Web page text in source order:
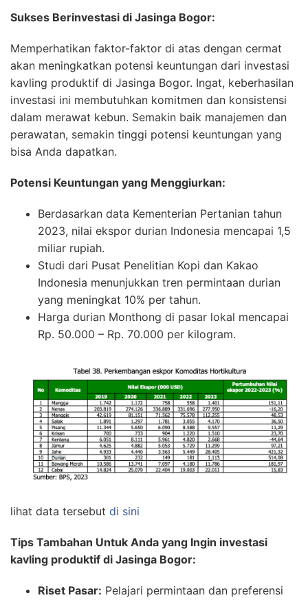
Sukses Berinvestasi di Jasinga Bogor:
Memperhatikan faktor-faktor di atas dengan cermat
akan meningkatkan potensi keuntungan dari investasi
kavling produktif di Jasinga Bogor. Ingat, keberhasilan
investasi ini membutuhkan komitmen dan konsistensi
dalam merawat kebun. Semakin baik manajemen dan
perawatan, semakin tinggi potensi keuntungan yang
bisa Anda dapatkan.
Potensi Keuntungan yang Menggiurkan:
Berdasarkan data Kementerian Pertanian tahun
2023, nilai ekspor durian Indonesia mencapai 1,5
miliar rupiah.
Studi dari Pusat Penelitian Kopi dan Kakao
Indonesia menunjukkan tren permintaan durian
yang meningkat 10% per tahun.
Harga durian Monthong di pasar lokal mencapai
Rp. 50.000 – Rp. 70.000 per kilogram.
lihat data tersebut di sini
Tips Tambahan Untuk Anda yang Ingin investasi
kavling produktif di Jasinga Bogor:
Riset Pasar: Pelajari permintaan dan preferensi